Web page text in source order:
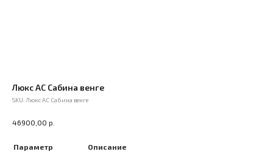
Люкс АС Сабина венге
SKU: Люкс АС Сабина венге
46900,00 р.
Параметр
Описание